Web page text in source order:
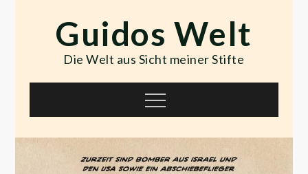
contentGuidos Welt
Die Welt aus Sicht meiner Stifte
Menu